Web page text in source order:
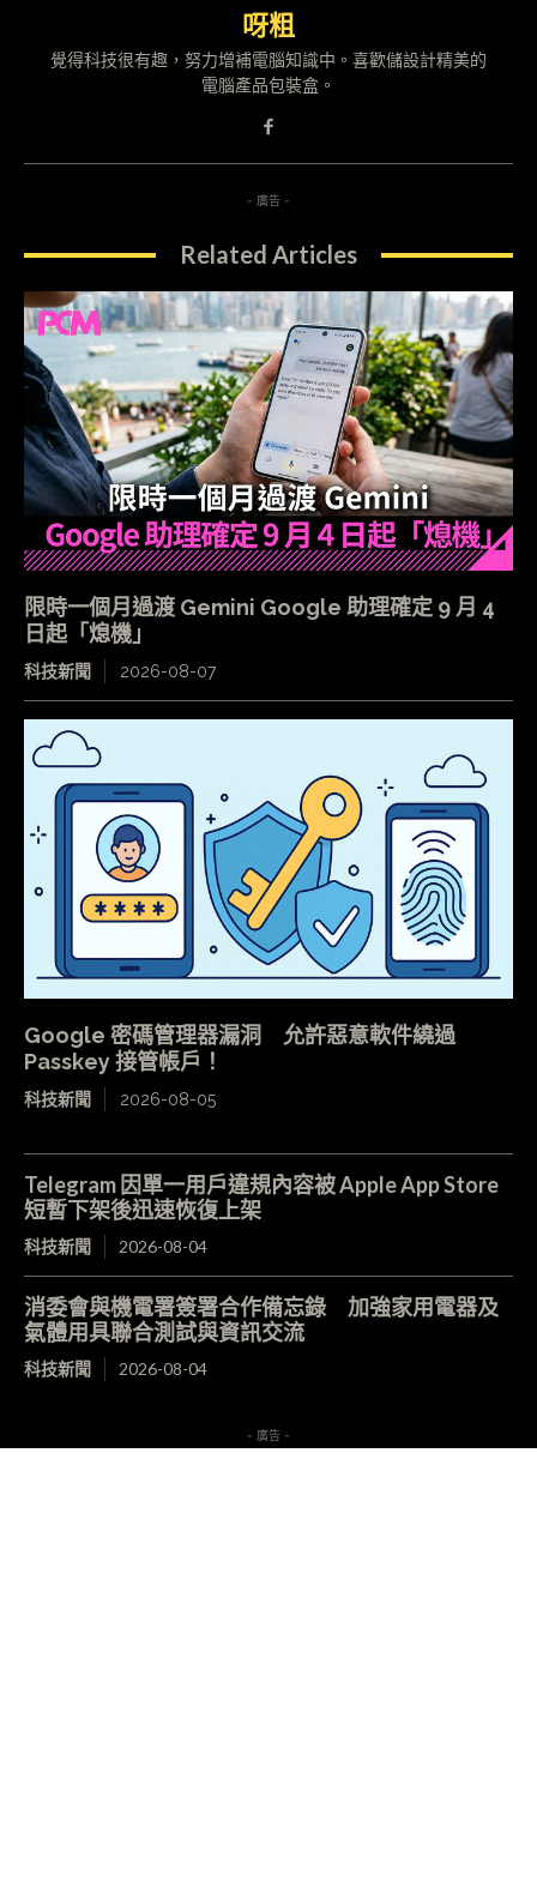
呀粗
覺得科技很有趣，努力增補電腦知識中。喜歡儲設計精美的
電腦產品包裝盒。
- 廣告 -
Related Articles
限時一個月過渡 Gemini Google 助理確定 9 月 4
日起「熄機」
科技新聞 2026-08-07
Google 密碼管理器漏洞 允許惡意軟件繞過
Passkey 接管帳戶！
科技新聞 2026-08-05
Telegram 因單一用戶違規內容被 Apple App Store
短暫下架後迅速恢復上架
科技新聞 2026-08-04
消委會與機電署簽署合作備忘錄 加強家用電器及
氣體用具聯合測試與資訊交流
科技新聞 2026-08-04
- 廣告 -